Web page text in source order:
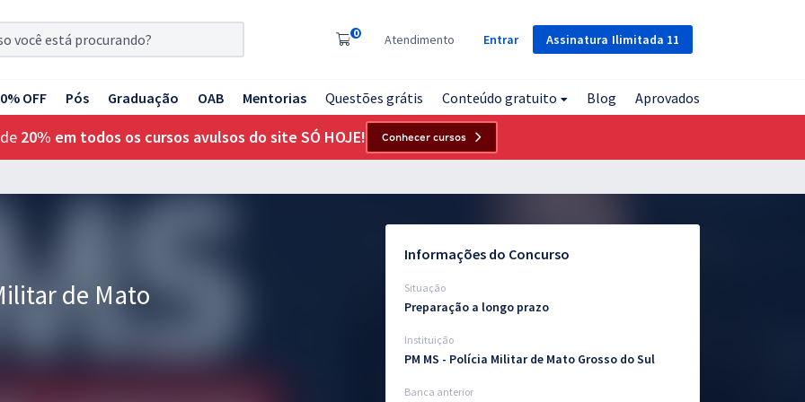
Assinatura Ilimitada 11
0 Atendimento Entrar
OFF Pós Graduação OAB Mentorias Questões grátis Conteúdo gratuito Blog Aprovados
20% em todos os cursos avulsos do site SÓ HOJE! Conhecer cursos
de Mato
Informações do Concurso
Situação
Preparação a longo prazo
Instituição
PM MS - Polícia Militar de Mato Grosso do Sul
Banca anterior